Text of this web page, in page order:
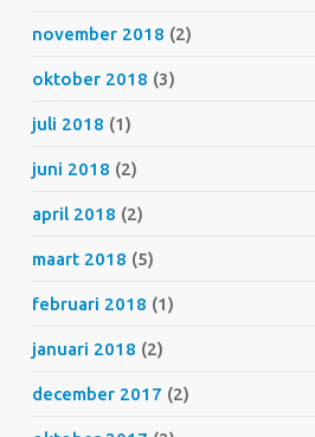
november 2018 (2)
oktober 2018 (3)
juli 2018 (1)
juni 2018 (2)
april 2018 (2)
maart 2018 (5)
februari 2018 (1)
januari 2018 (2)
december 2017 (2)